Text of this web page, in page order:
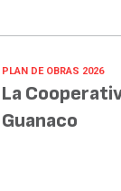
PLAN DE OBRAS 2026
La
Guanaco